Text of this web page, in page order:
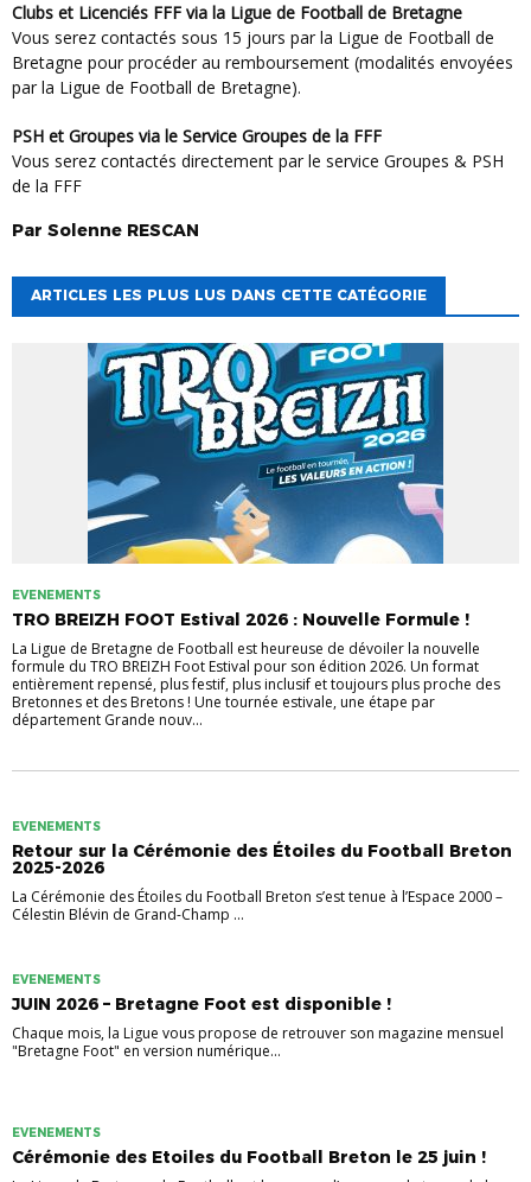
Clubs et Licenciés FFF via la Ligue de Football de Bretagne
Vous serez contactés sous 15 jours par la Ligue de Football de
Bretagne pour procéder au remboursement (modalités envoyées
par la Ligue de Football de Bretagne).
PSH et Groupes via le Service Groupes de la FFF
Vous serez contactés directement par le service Groupes & PSH
de la FFF
Par Solenne RESCAN
ARTICLES LES PLUS LUS DANS CETTE CATÉGORIE
EVENEMENTS
TRO BREIZH FOOT Estival 2026 : Nouvelle Formule !
La Ligue de Bretagne de Football est heureuse de dévoiler la nouvelle
formule du TRO BREIZH Foot Estival pour son édition 2026. Un format
entièrement repensé, plus festif, plus inclusif et toujours plus proche des
Bretonnes et des Bretons ! Une tournée estivale, une étape par
département Grande nouv...
EVENEMENTS
Retour sur la Cérémonie des Étoiles du Football Breton
2025-2026
La Cérémonie des Étoiles du Football Breton s’est tenue à l’Espace 2000 –
Célestin Blévin de Grand-Champ ...
EVENEMENTS
JUIN 2026 – Bretagne Foot est disponible !
Chaque mois, la Ligue vous propose de retrouver son magazine mensuel
"Bretagne Foot" en version numérique...
EVENEMENTS
Cérémonie des Etoiles du Football Breton le 25 juin !